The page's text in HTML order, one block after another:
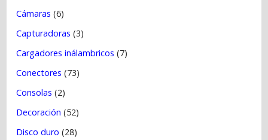
Cámaras (6)
Capturadoras (3)
Cargadores inálambricos (7)
Conectores (73)
Consolas (2)
Decoración (52)
Disco duro (28)